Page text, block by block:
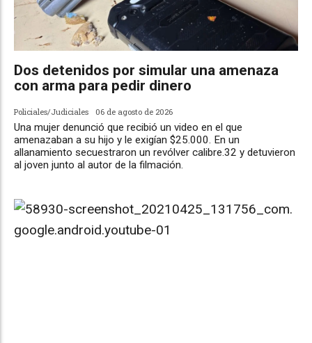
Dos detenidos por simular una amenaza
con arma para pedir dinero
Policiales/Judiciales 06 de agosto de 2026
Una mujer denunció que recibió un video en el que
amenazaban a su hijo y le exigían $25.000. En un
allanamiento secuestraron un revólver calibre.32 y detuvieron
al joven junto al autor de la filmación.